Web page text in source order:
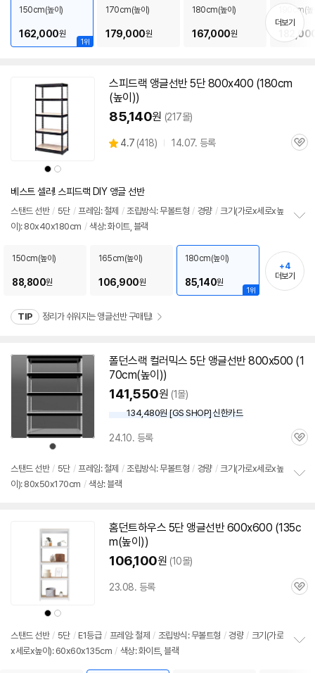
펼
치
기
1위
150cm(높이)
162,000원
170cm(높이)
179,000원
180cm(높이)
167,000원
190cm(높
더보기
상
품
상
상
품
상
스피드랙 앵글선반5단800x400 (180cm
(높이))
85,140원 (217몰)
별
4.7 (상
뷰
418) 14.07. 등록
관
베스트 셀러! 스피드랙 DIY 앵글 선반
스탠드 선반 / 5단 / 프레임: 철제 / 조립방식: 무볼트형 / 경량 / 크기(가로x세로x높
이): 80x40x180cm / 색상: 화이트, 블랙
치
기
150cm(높이)
88,800원
165cm(높이)
106,900원
1위
180cm(높이)
85,140원
+4
더보기
TIP 정리가 쉬워지는 앵글선반 구매팁!
상
품
상
폴던스랙 컬러믹스 5단 앵글선반800x500 (1
70cm(높이))
141,550원 (1몰)
134,480원 [GS SHOP] 신한카드
24.10. 등록
관
스탠드 선반 / 5단 / 프레임: 철제 / 조립방식: 무볼트형 / 경량 / 크기(가로x세로x높
이): 80x50x170cm / 색상: 블랙
치
상
품
색
상
상
품
상
홈던트하우스 5단 앵글선반600x600 (135c
m(높이))
106,100원 (10몰)
23.08. 등록
관
스탠드 선반 / 5단 / E1등급 / 프레임: 철제 / 조립방식: 무볼트형 / 경량 / 크기(가로
x세로x높이): 60x60x135cm / 색상: 화이트, 블랙